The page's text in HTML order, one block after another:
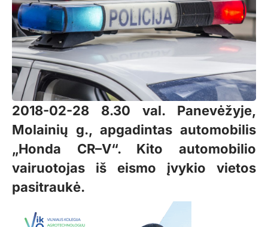
2018-02-28 8.30 val. Panevėžyje,
Molainių g., apgadintas automobilis
„Honda CR–V“. Kito automobilio
vairuotojas iš eismo įvykio vietos
pasitraukė.